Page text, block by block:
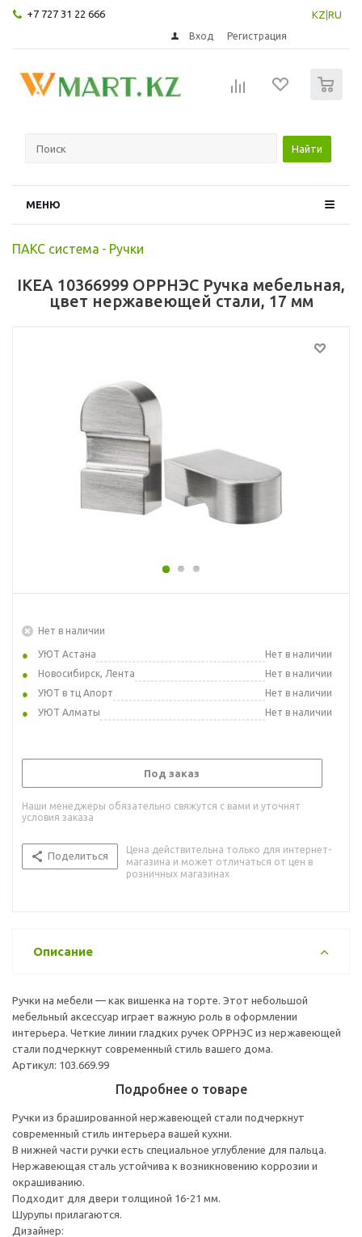
+7 727 31 22 666 KZ RU
Вход Регистрация
Найти
МЕНЮ
ПАКС система - Ручки
IKEA 10366999 ОРРНЭС Ручка мебельная,
цвет нержавеющей стали, 17 мм
Нет в наличии
УЮТ Астана
Нет в наличии
Новосибирск, Лента
Нет в наличии
УЮТ в тц Апорт
Нет в наличии
УЮТ Алматы
Нет в наличии
Под заказ
Наши менеджеры обязательно свяжутся с вами и уточнят
условия заказа
Поделиться
Цена действительна только для интернет-
магазина и может отличаться от цен в
розничных магазинах
Описание
Ручки на мебели — как вишенка на торте. Этот небольшой
мебельный аксессуар играет важную роль в оформлении
интерьера. Четкие линии гладких ручек ОРРНЭС из нержавеющей
стали подчеркнут современный стиль вашего дома.
Артикул: 103.669.99
Подробнее о товаре
Ручки из брашированной нержавеющей стали подчеркнут
современный стиль интерьера вашей кухни.
В нижней части ручки есть специальное углубление для пальца.
Нержавеющая сталь устойчива к возникновению коррозии и
окрашиванию.
Подходит для двери толщиной 16-21 мм.
Шурупы прилагаются.
Дизайнер: